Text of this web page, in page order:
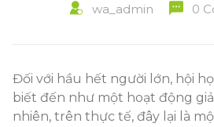
wa_admin 0
Đối với hầu hết người lớn, hội
biết đến như một hoạt động
nhiên, trên thực tế, đây lại là